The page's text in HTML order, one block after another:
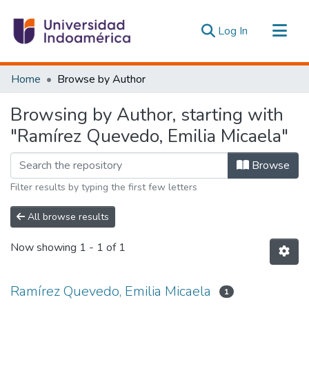
Log In (current)
Communities & Collections
Estadísticas Externas
Home Browse by Author
Browsing by Author, starting with
"Ramírez Quevedo, Emilia Micaela"
Browse
Filter results by typing the first few letters
All browse results
Now showing 1 - 1 of 1
Ramírez Quevedo, Emilia Micaela 1